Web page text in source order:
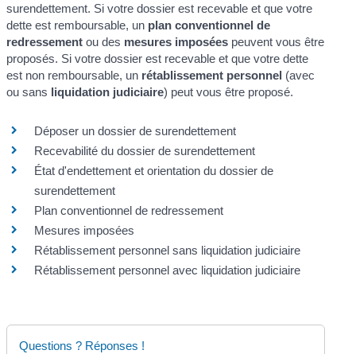
surendettement. Si votre dossier est recevable et que votre
dette est remboursable, un plan conventionnel de
redressement ou des mesures imposées peuvent vous être
proposés. Si votre dossier est recevable et que votre dette
est non remboursable, un rétablissement personnel (avec
ou sans liquidation judiciaire) peut vous être proposé.
Déposer un dossier de surendettement
Recevabilité du dossier de surendettement
État d'endettement et orientation du dossier de
surendettement
Plan conventionnel de redressement
Mesures imposées
Rétablissement personnel sans liquidation judiciaire
Rétablissement personnel avec liquidation judiciaire
Questions ? Réponses !